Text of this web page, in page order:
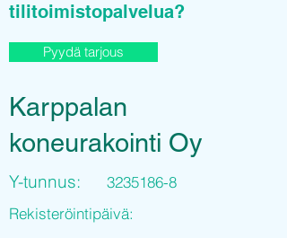
tilitoimistopalvelua?
Pyydä tarjous
Karppalan
koneurakointi Oy
Y-tunnus:
3235186-8
Rekisteröintipäivä: